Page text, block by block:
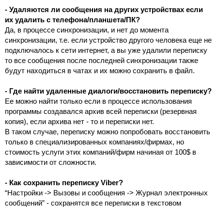
- Удаляются ли сообщения на других устройствах если
их удалить с телефона/планшета/ПК?
Да, в процессе синхронизации, и нет до момента
синхронизации, т.е. если устройство другого человека еще не
подключалось к сети интернет, а вы уже удалили переписку
то все сообщения после последней синхронизации также
будут находиться в чатах и их можно сохранить в файл.
- Где найти удаленные диалоги/восстановить переписку?
Ее можно найти только если в процессе использования
программы создавался архив всей переписки (резервная
копия), если архива нет - то и переписки нет.
В таком случае, переписку можно попробовать восстановить
только в специализированных компаниях/фирмах, но
стоимость услуги этих компаний/фирм начиная от 100$ в
зависимости от сложности.
- Как сохранить переписку Viber?
“Настройки -> Вызовы и сообщения -> Журнал электронных
сообщений” - сохранятся все переписки в текстовом